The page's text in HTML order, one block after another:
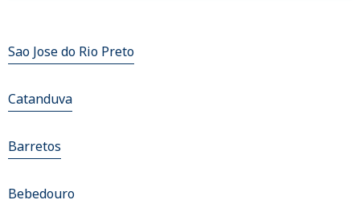
Sao Jose do Rio Preto
Catanduva
Barretos
Bebedouro